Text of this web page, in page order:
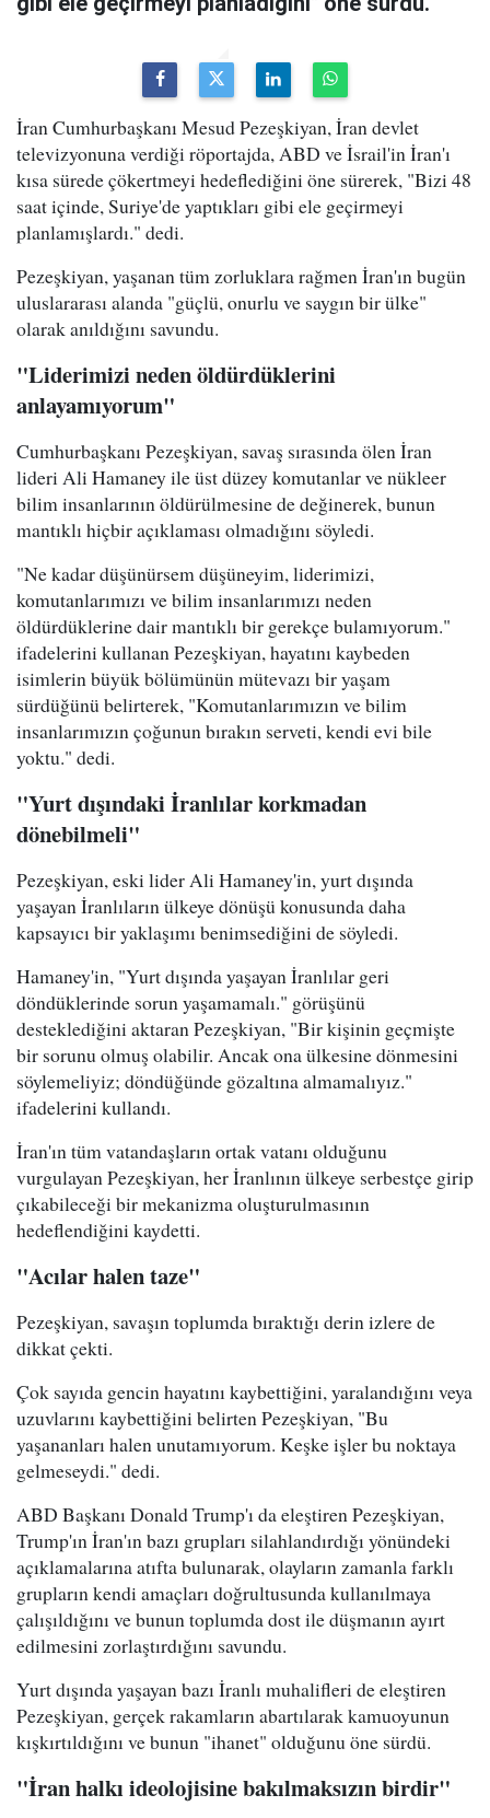
İran Cumhurbaşkanı Mesud Pezeşkiyan, İran devlet
televizyonuna verdiği röportajda, ABD ve İsrail'in İran'ı
kısa sürede çökertmeyi hedeflediğini öne sürerek, "Bizi 48
saat içinde, Suriye'de yaptıkları gibi ele geçirmeyi
planlamışlardı." dedi.
Pezeşkiyan, yaşanan tüm zorluklara rağmen İran'ın bugün
uluslararası alanda "güçlü, onurlu ve saygın bir ülke"
olarak anıldığını savundu.
"Liderimizi neden öldürdüklerini
anlayamıyorum"
Cumhurbaşkanı Pezeşkiyan, savaş sırasında ölen İran
lideri Ali Hamaney ile üst düzey komutanlar ve nükleer
bilim insanlarının öldürülmesine de değinerek, bunun
mantıklı hiçbir açıklaması olmadığını söyledi.
"Ne kadar düşünürsem düşüneyim, liderimizi,
komutanlarımızı ve bilim insanlarımızı neden
öldürdüklerine dair mantıklı bir gerekçe bulamıyorum."
ifadelerini kullanan Pezeşkiyan, hayatını kaybeden
isimlerin büyük bölümünün mütevazı bir yaşam
sürdüğünü belirterek, "Komutanlarımızın ve bilim
insanlarımızın çoğunun bırakın serveti, kendi evi bile
yoktu." dedi.
"Yurt dışındaki İranlılar korkmadan
dönebilmeli"
Pezeşkiyan, eski lider Ali Hamaney'in, yurt dışında
yaşayan İranlıların ülkeye dönüşü konusunda daha
kapsayıcı bir yaklaşımı benimsediğini de söyledi.
Hamaney'in, "Yurt dışında yaşayan İranlılar geri
döndüklerinde sorun yaşamamalı." görüşünü
desteklediğini aktaran Pezeşkiyan, "Bir kişinin geçmişte
bir sorunu olmuş olabilir. Ancak ona ülkesine dönmesini
söylemeliyiz; döndüğünde gözaltına almamalıyız."
ifadelerini kullandı.
İran'ın tüm vatandaşların ortak vatanı olduğunu
vurgulayan Pezeşkiyan, her İranlının ülkeye serbestçe girip
çıkabileceği bir mekanizma oluşturulmasının
hedeflendiğini kaydetti.
"Acılar halen taze"
Pezeşkiyan, savaşın toplumda bıraktığı derin izlere de
dikkat çekti.
Çok sayıda gencin hayatını kaybettiğini, yaralandığını veya
uzuvlarını kaybettiğini belirten Pezeşkiyan, "Bu
yaşananları halen unutamıyorum. Keşke işler bu noktaya
gelmeseydi." dedi.
ABD Başkanı Donald Trump'ı da eleştiren Pezeşkiyan,
Trump'ın İran'ın bazı grupları silahlandırdığı yönündeki
açıklamalarına atıfta bulunarak, olayların zamanla farklı
grupların kendi amaçları doğrultusunda kullanılmaya
çalışıldığını ve bunun toplumda dost ile düşmanın ayırt
edilmesini zorlaştırdığını savundu.
Yurt dışında yaşayan bazı İranlı muhalifleri de eleştiren
Pezeşkiyan, gerçek rakamların abartılarak kamuoyunun
kışkırtıldığını ve bunun "ihanet" olduğunu öne sürdü.
"İran halkı ideolojisine bakılmaksızın birdir"